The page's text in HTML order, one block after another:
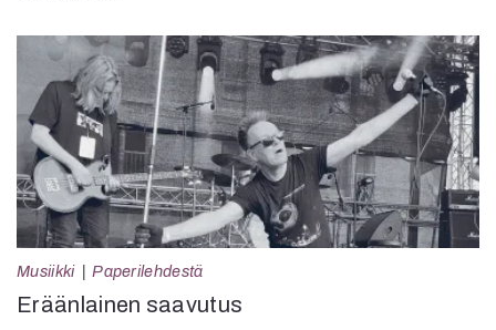
Musiikki Paperilehdestä
Eräänlainen saavutus